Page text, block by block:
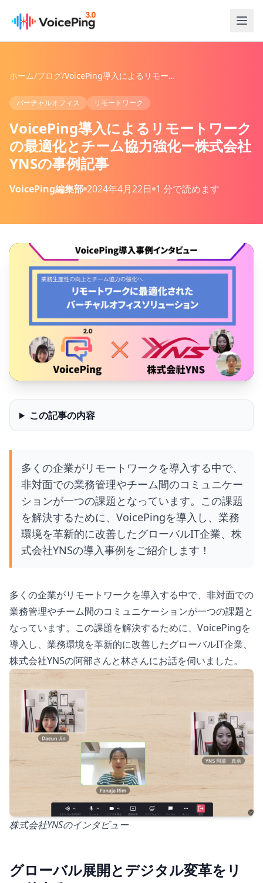
ホーム/ブログ/ VoicePing導入によるリモートワークの最適化とチーム協力強化ー株式会社YNSの事例記事
バーチャルオフィス リモートワーク
VoicePing導入によるリモートワーク
の最適化とチーム協力強化ー株式会社
YNSの事例記事
VoicePing編集部 2024年4月22日 1 分で読めます
この記事の内容
多くの企業がリモートワークを導入する中で、
非対面での業務管理やチーム間のコミュニケー
ションが一つの課題となっています。この課題
を解決するために、VoicePingを導入し、業務
環境を革新的に改善したグローバルIT企業、株
式会社YNSの導入事例をご紹介します！
多くの企業がリモートワークを導入する中で、非対面での
業務管理やチーム間のコミュニケーションが一つの課題と
なっています。この課題を解決するために、VoicePingを
導入し、業務環境を革新的に改善したグローバルIT企業、
株式会社YNSの阿部さんと林さんにお話を伺いました。
株式会社YNSのインタビュー
グローバル展開とデジタル変革をリ